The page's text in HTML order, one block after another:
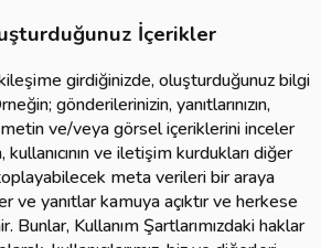
İçerikler
girdiğinizde, oluşturduğunuz bilgi
gönderilerinizin, yanıtlarınızın,
metin ve/veya görsel içeriklerini inceler
ve iletişim kurdukları diğer
toplayabilecek meta verileri bir araya
ve yanıtlar kamuya açıktır ve herkese
Bunlar, Kullanım Şartlarımızdaki haklar